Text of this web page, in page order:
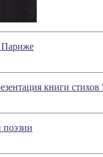
Париже
книги
поэзии